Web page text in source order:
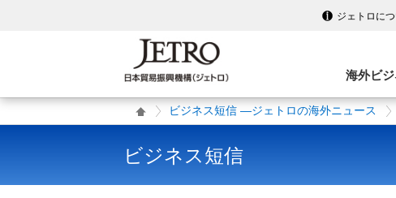
ジェトロに
海外ビ
ビジネス短信 ―ジェトロの海外ニュース
ビジネス短信